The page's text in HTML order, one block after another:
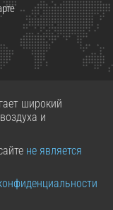
широкий
и
не является